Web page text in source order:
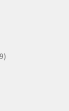
99